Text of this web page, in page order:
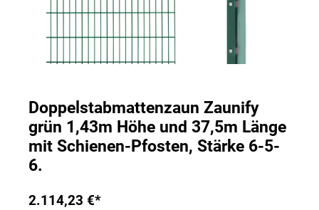
Doppelstabmattenzaun Zaunify
grün 1,43m Höhe und 37,5m Länge
mit Schienen-Pfosten, Stärke 6-5-
6.
2.114,23 €*